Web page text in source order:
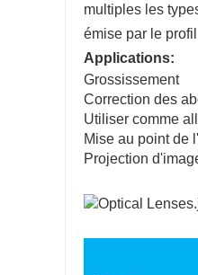
multiples les
émise par le
Applications:
Grossissement
Correction des
Utiliser comme
Mise au point de
Projection